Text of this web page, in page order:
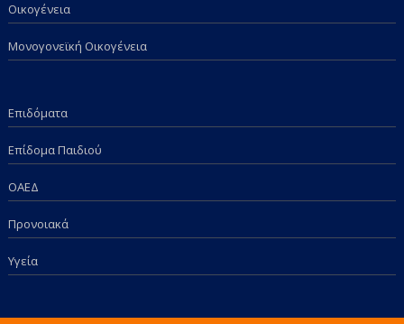
Οικογένεια
Μονογονεϊκή Οικογένεια
Επιδόματα
Επίδομα Παιδιού
ΟΑΕΔ
Προνοιακά
Υγεία